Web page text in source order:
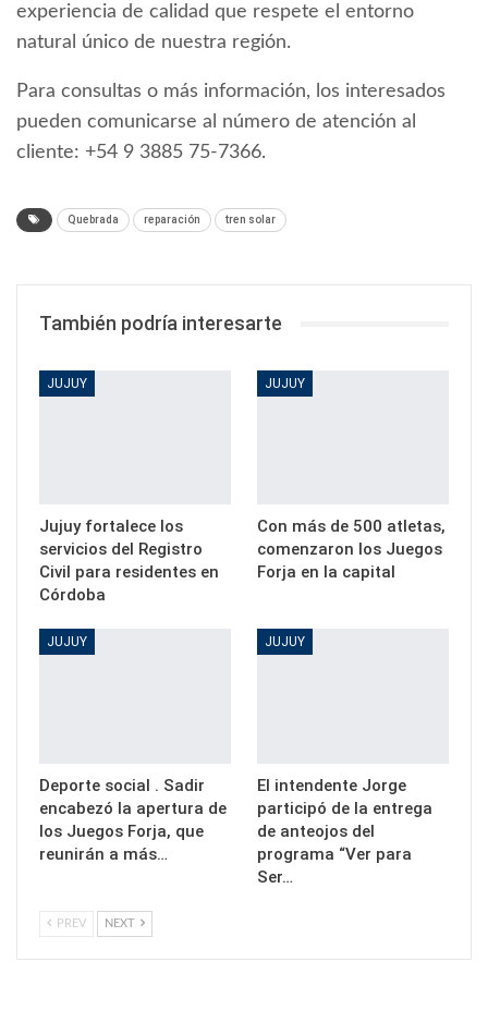
experiencia de calidad que respete el entorno
natural único de nuestra región.
Para consultas o más información, los interesados
pueden comunicarse al número de atención al
cliente: +54 9 3885 75-7366.
Quebrada reparación tren solar
También podría interesarte
JUJUY
Jujuy fortalece los
servicios del Registro
Civil para residentes en
Córdoba
JUJUY
Con más de 500 atletas,
comenzaron los Juegos
Forja en la capital
JUJUY
Deporte social . Sadir
encabezó la apertura de
los Juegos Forja, que
reunirán a más…
JUJUY
El intendente Jorge
participó de la entrega
de anteojos del
programa “Ver para
Ser…
PREV NEXT